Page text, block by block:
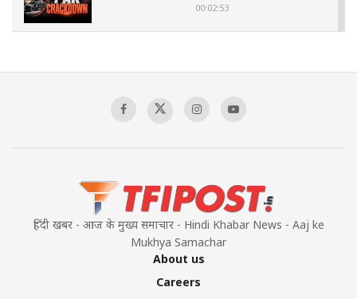
00:02:53
Sagar
हिंदी खबर - आज के मुख्य समाचार - Hindi Khabar News - Aaj ke
Mukhya Samachar
About us
Careers